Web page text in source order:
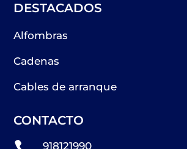
DESTACADOS
Alfombras
Cadenas
Cables de arranque
CONTACTO
918121990